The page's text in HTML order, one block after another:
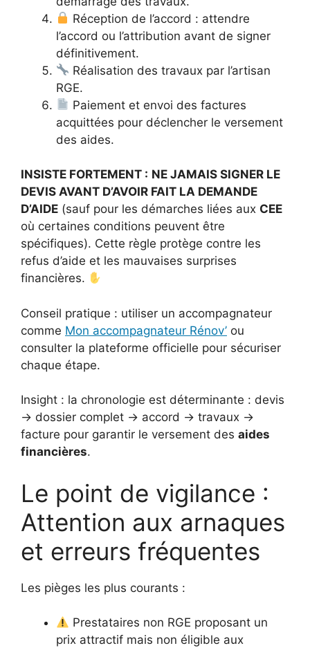
Réception de l’accord : attendre
l’accord ou l’attribution avant de signer
définitivement.
Réalisation des travaux par l’artisan
RGE.
Paiement et envoi des factures
acquittées pour déclencher le versement
des aides.
INSISTE FORTEMENT : NE JAMAIS SIGNER LE
DEVIS AVANT D’AVOIR FAIT LA DEMANDE
D’AIDE (sauf pour les démarches liées aux CEE
où certaines conditions peuvent être
spécifiques). Cette règle protège contre les
refus d’aide et les mauvaises surprises
financières.
Conseil pratique : utiliser un accompagnateur
comme Mon accompagnateur Rénov’ ou
consulter la plateforme officielle pour sécuriser
chaque étape.
Insight : la chronologie est déterminante : devis
→ dossier complet → accord → travaux →
facture pour garantir le versement des aides
financières.
Le point de vigilance :
Attention aux arnaques
et erreurs fréquentes
Les pièges les plus courants :
Prestataires non RGE proposant un
prix attractif mais non éligible aux